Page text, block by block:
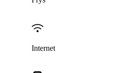
Internet